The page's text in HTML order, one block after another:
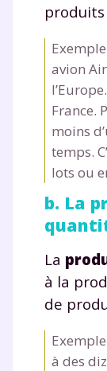
avion
France.
moins
temps.
lots ou
b. La
La
à la
de
à des
Un
Tout
la
Des
vidéo